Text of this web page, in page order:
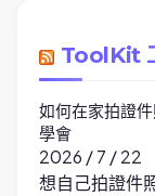
ToolKit
如何在家拍證
學會
2026 / 7 / 22
想自己拍證件